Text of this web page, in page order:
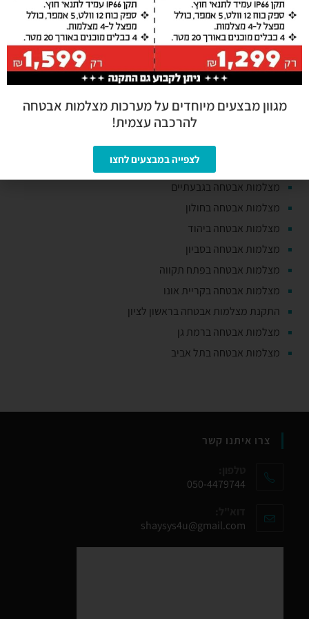
שליחה
השירותים שלנו
מצלמות אבטחה באור יהודה
מצלמות אבטחה בבני ברק
מצלמות אבטחה בבת ים
מצלמות אבטחה בגבעת שמואל
מצלמות אבטחה בגבעתיים
מצלמות אבטחה בחולון
מצלמות אבטחה ביהוד
מצלמות אבטחה בסביון
מצלמות אבטחה בפתח תקווה
מצלמות אבטחה בקריית אונו
התקנת מצלמות אבטחה בראשון לציון
מצלמות אבטחה ברמת גן
מצלמות אבטחה בתל אביב
צרו איתנו קשר
050-4479744
shaysys4u@gmail.com
מגוון מבצעים מיוחדים על מערכות מצלמות אבטחה
להרכבה עצמית!
לצפייה במבצעים לחצו